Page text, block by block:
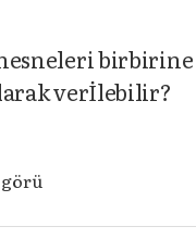
verİlebilir?